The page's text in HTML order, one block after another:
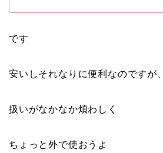
です
安いしそれなりに便利なのですが、
扱いがなかなか煩わしく
ちょっと外で使おうよ